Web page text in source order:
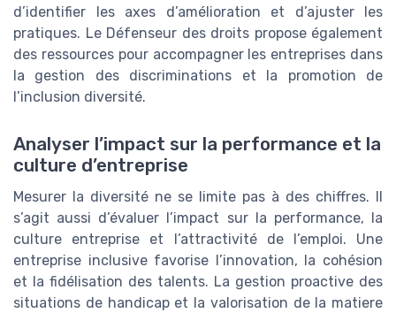
d’identifier les axes d’amélioration et d’ajuster les
pratiques. Le Défenseur des droits propose également
des ressources pour accompagner les entreprises dans
la gestion des discriminations et la promotion de
l’inclusion diversité.
Analyser l’impact sur la performance et la
culture d’entreprise
Mesurer la diversité ne se limite pas à des chiffres. Il
s’agit aussi d’évaluer l’impact sur la performance, la
culture entreprise et l’attractivité de l’emploi. Une
entreprise inclusive favorise l’innovation, la cohésion
et la fidélisation des talents. La gestion proactive des
situations de handicap et la valorisation de la matiere